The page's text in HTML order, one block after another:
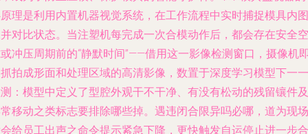
理是利用内置机器视觉系统，在工作流程中实时捕捉模具内图
对比状态。当注塑机每完成一次合模动作后，都会存在安全空
冲压周期前的“静默时间”——借用这一影像检测窗口，摄像机
拍成形面和处理区域的高清影像，数置于深度学习模型下一一
：模型中定义了型腔外观干不干净、有没有松动的残留镶件及
移动之类标志要排除哪些掉。遇违闭合限异吗必哪，道为现场
给员工出声之命令提示紧急下降，更快触发自运停止进一步合